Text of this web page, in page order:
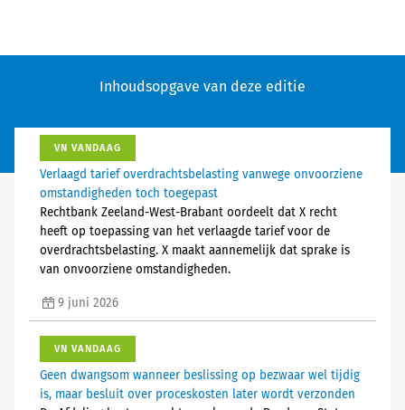
Inhoudsopgave van deze editie
VN VANDAAG
Verlaagd tarief overdrachtsbelasting vanwege onvoorziene
omstandigheden toch toegepast
Rechtbank Zeeland-West-Brabant oordeelt dat X recht
heeft op toepassing van het verlaagde tarief voor de
overdrachtsbelasting. X maakt aannemelijk dat sprake is
van onvoorziene omstandigheden.
9 juni 2026
VN VANDAAG
Geen dwangsom wanneer beslissing op bezwaar wel tijdig
is, maar besluit over proceskosten later wordt verzonden